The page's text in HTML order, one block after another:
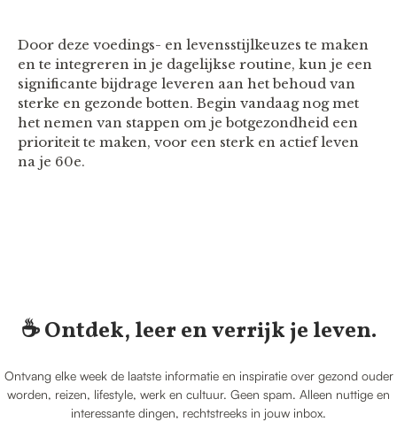
Door deze voedings- en levensstijlkeuzes te maken
en te integreren in je dagelijkse routine, kun je een
significante bijdrage leveren aan het behoud van
sterke en gezonde botten. Begin vandaag nog met
het nemen van stappen om je botgezondheid een
prioriteit te maken, voor een sterk en actief leven
na je 60e.
☕️ Ontdek, leer en verrijk je leven.
Ontvang elke week de laatste informatie en inspiratie over gezond ouder
worden, reizen, lifestyle, werk en cultuur. Geen spam. Alleen nuttige en
interessante dingen, rechtstreeks in jouw inbox.